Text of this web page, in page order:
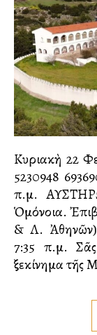
Κυριακὴ 22 Φεβρουαρίου 2026 Πληροφορίες: 210
5230948
π.μ.
Ὁμόνοια.
& Λ. Ἀθηνῶν)
7:35 π.μ. Σᾶς
ξεκίνημα τῆς